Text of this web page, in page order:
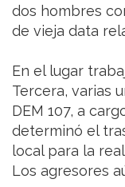
dos hombres
de vieja data
En el lugar
Tercera, varias
DEM 107, a
determinó el
local para la
Los agresores